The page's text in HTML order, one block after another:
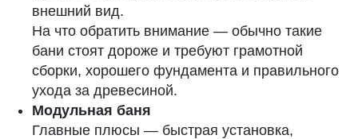
внешний вид.
На что обратить внимание — обычно такие
бани стоят дороже и требуют грамотной
сборки, хорошего фундамента и правильного
ухода за древесиной.
Модульная баня
Главные плюсы — быстрая установка,